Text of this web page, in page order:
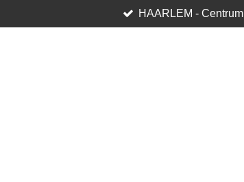
to
HAARLEM - Centrum